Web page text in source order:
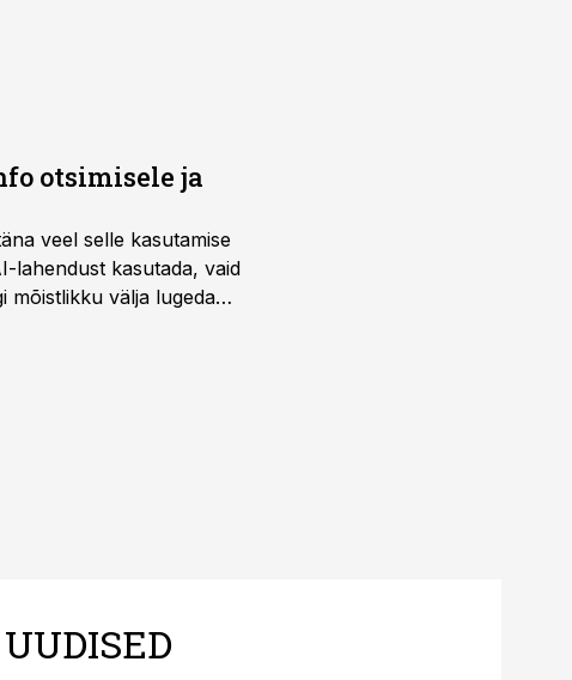
otsimisele ja
veel selle kasutamise
lahendust kasutada, vaid
mõistlikku välja lugeda